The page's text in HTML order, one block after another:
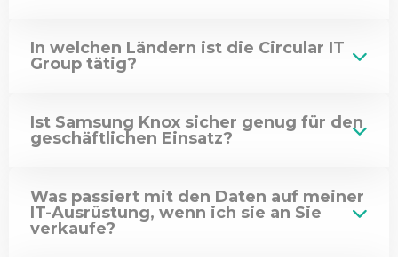
In welchen Ländern ist die Circular IT
Group tätig?
Ist Samsung Knox sicher genug für den
geschäftlichen Einsatz?
Was passiert mit den Daten auf meiner
IT-Ausrüstung, wenn ich sie an Sie
verkaufe?